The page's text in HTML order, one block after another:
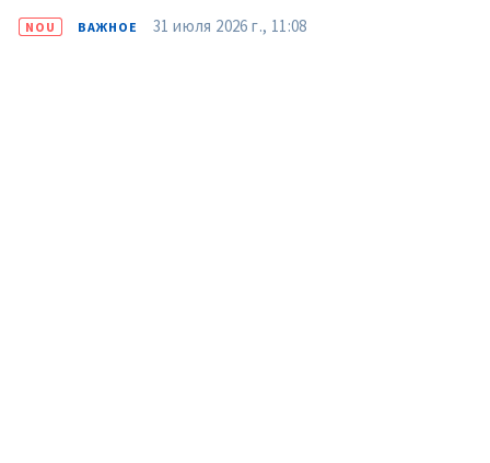
NOU ВАЖНОЕ 31 июля 2026 г., 11:08